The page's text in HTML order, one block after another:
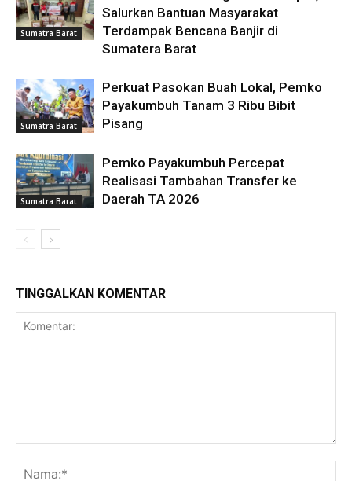
Sumatra Barat
Salurkan Bantuan Masyarakat
Terdampak Bencana Banjir di
Sumatera Barat
Sumatra Barat
Perkuat Pasokan Buah Lokal, Pemko
Payakumbuh Tanam 3 Ribu Bibit
Pisang
Sumatra Barat
Pemko Payakumbuh Percepat
Realisasi Tambahan Transfer ke
Daerah TA 2026
TINGGALKAN KOMENTAR